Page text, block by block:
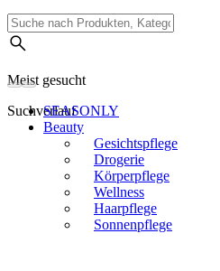
Meist gesucht
SuchverlaufSEASONLY
Beauty
Gesichtspflege
Drogerie
Körperpflege
Wellness
Haarpflege
Sonnenpflege